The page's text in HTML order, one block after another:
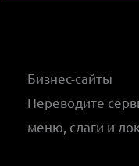
Бизнес-сайты
Переводите
меню, слаги и